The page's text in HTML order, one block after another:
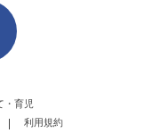
・育児
利用規約